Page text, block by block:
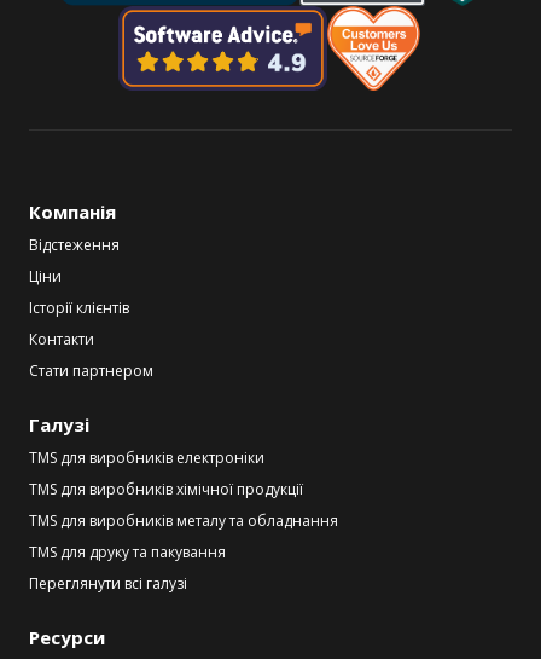
Компанія
Відстеження
Ціни
Історії клієнтів
Контакти
Стати партнером
Галузі
TMS для виробників електроніки
TMS для виробників хімічної продукції
TMS для виробників металу та обладнання
TMS для друку та пакування
Переглянути всі галузі
Ресурси